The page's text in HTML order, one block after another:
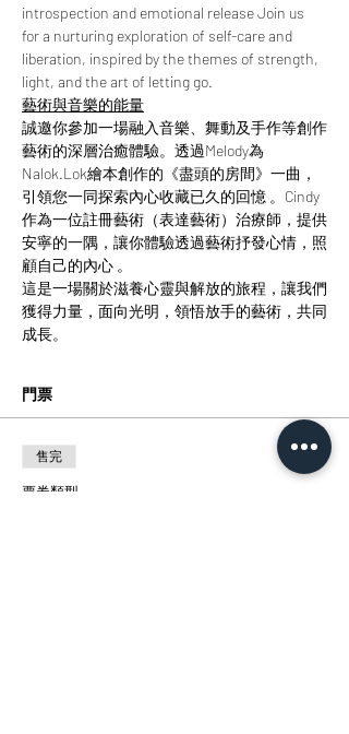
introspection and emotional release Join us
for a nurturing exploration of self-care and
liberation, inspired by the themes of strength,
light, and the art of letting go.
藝術與音樂的能量
誠邀你參加一場融入音樂、舞動及手作等創作
藝術的深層治癒體驗。透過Melody為
Nalok.Lok繪本創作的《盡頭的房間》一曲，
引領您一同探索內心收藏已久的回憶 。Cindy
作為一位註冊藝術（表達藝術）治療師，提供
安寧的一隅，讓你體驗透過藝術抒發心情，照
顧自己的內心 。
這是一場關於滋養心靈與解放的旅程，讓我們
獲得力量，面向光明，領悟放手的藝術，共同
成長。
門票
售完
票券類型